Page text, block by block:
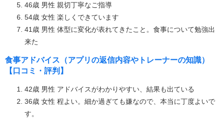
46歳 男性 親切丁寧なご指導
54歳 女性 楽しくできています
41歳 男性 体型に変化が表れてきたこと。食事について勉強出
来た
食事アドバイス（アプリの返信内容やトレーナーの知識）
【口コミ・評判】
42歳 男性 アドバイスがわかりやすい、結果も出ている
36歳 女性 程よい。細か過ぎても嫌なので、本当に丁度よいで
す。